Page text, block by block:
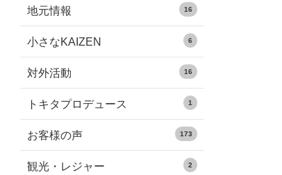
地元情報 16
小さなKAIZEN 6
対外活動 16
トキタプロデュース 1
お客様の声 173
観光・レジャー 2